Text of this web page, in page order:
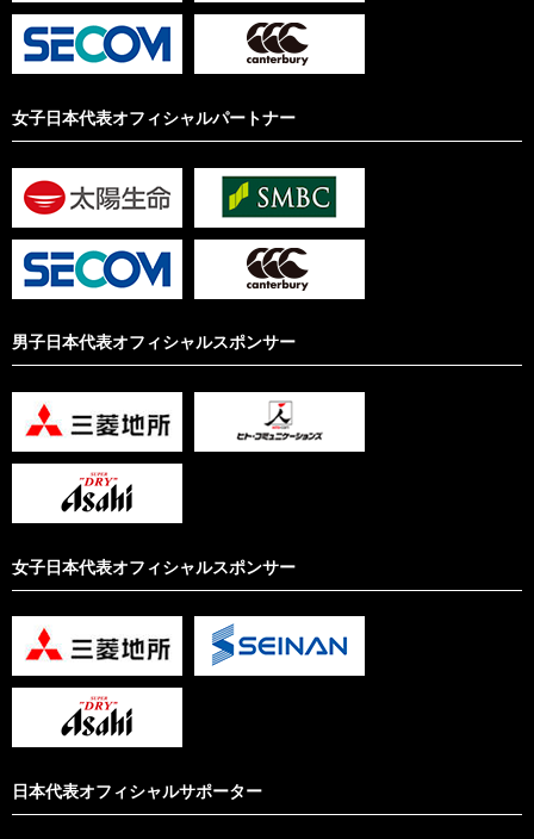
女子日本代表オフィシャルパートナー
男子日本代表オフィシャルスポンサー
女子日本代表オフィシャルスポンサー
日本代表オフィシャルサポーター